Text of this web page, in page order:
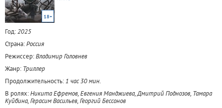
18+
Год:2025
Страна:Россия
Режиссер:Владимир Головнев
Жанр: Триллер
Продолжительность: 1 час 30 мин.
В ролях:Никита Ефремов, Евгения Манджиева, Дмитрий Поднозов, Тамара
Куйбина, Герасим Васильев, Георгий Бессонов